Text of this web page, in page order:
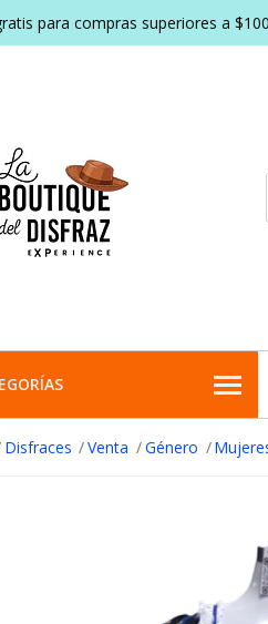
para compras superiores a
Disfraces Venta Género